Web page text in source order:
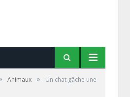
Animaux »
Un chat gâche une